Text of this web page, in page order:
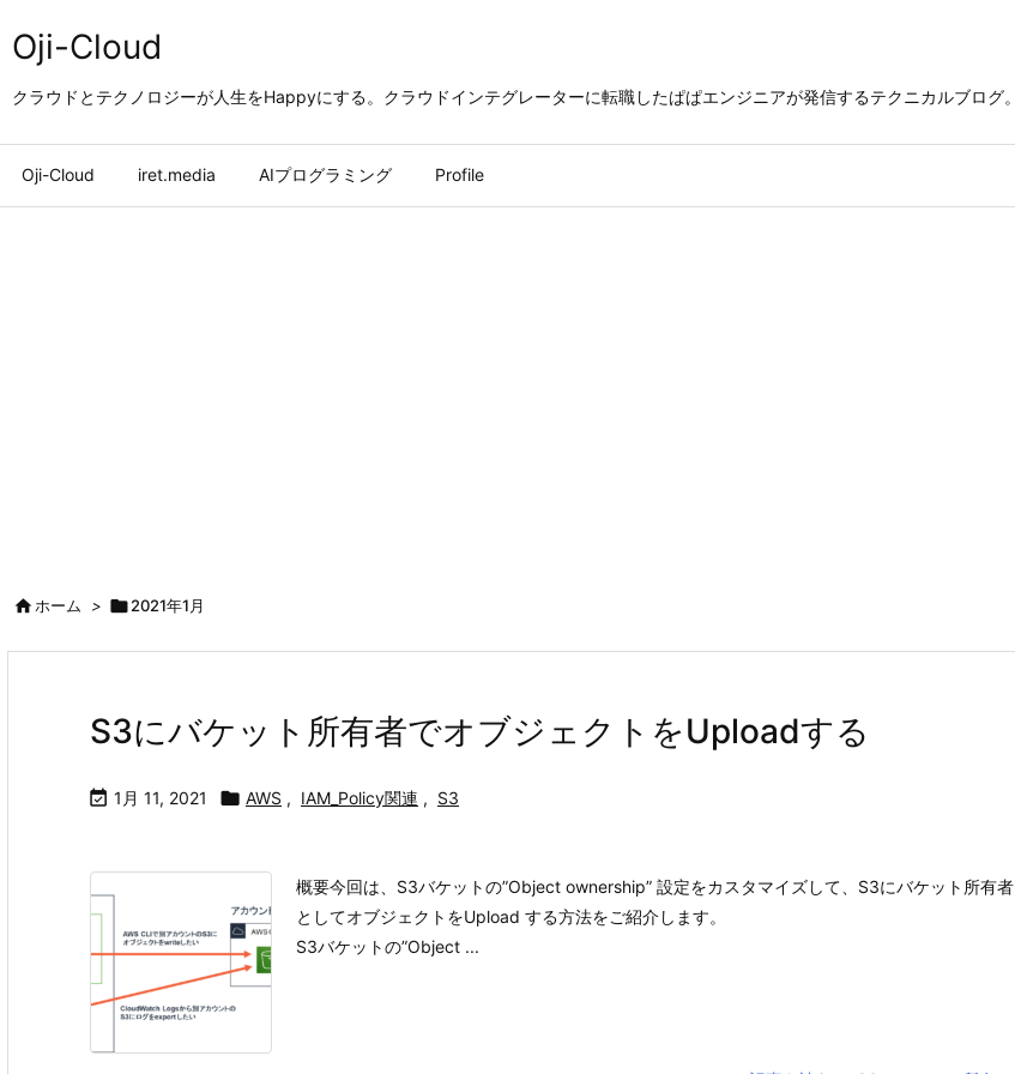
Oji-Cloud
クラウドとテクノロジーが人生をHappyにする。クラウドインテグレーターに転職したぱぱエンジニアが発信するテクニカルブログ。
Oji-Cloud iret.media AIプログラミング Profile
ホーム > 2021年1月
S3にバケット所有者でオブジェクトをUploadする
 1月 11, 2021  AWS , IAM_Policy関連 , S3
概要今回は、S3バケットの”Object ownership” 設定をカスタマイズして、S3にバケット所有者
としてオブジェクトをUpload する方法をご紹介します。
S3バケットの”Object ...